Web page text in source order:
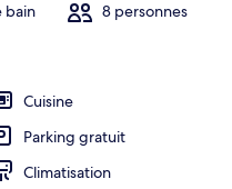
Patio
bain 8 personnes
Cuisine
Parking gratuit
Climatisation